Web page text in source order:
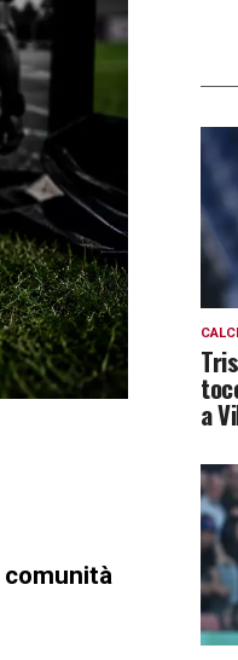
comunità
a